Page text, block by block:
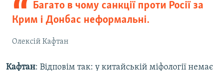
Багато в чому санкції проти Росії за
Крим і Донбас неформальні.
Олексій Кафтан
Кафтан: Відповім так: у китайській міфології немає